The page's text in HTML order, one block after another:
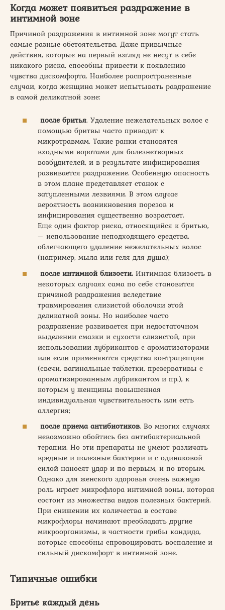
Когда может появиться раздражение в
интимной зоне
Причиной раздражения в интимной зоне могут стать
самые разные обстоятельства. Даже привычные
действия, которые на первый взгляд не несут в себе
никакого риска, способны привести к появлению
чувства дискомфорта. Наиболее распространенные
случаи, когда женщина может испытывать раздражение
в самой деликатной зоне:
после бритья. Удаление нежелательных волос с
помощью бритвы часто приводит к
микротравмам. Такие ранки становятся
входными воротами для болезнетворных
возбудителей, и в результате инфицирования
развивается раздражение. Особенную опасность
в этом плане представляет станок с
затупленными лезвиями. В этом случае
вероятность возникновения порезов и
инфицирования существенно возрастает.
Еще один фактор риска, относящийся к бритью,
– использование неподходящего средства,
облегчающего удаление нежелательных волос
(например, мыла или геля для душа);
после интимной близости. Интимная близость в
некоторых случаях сама по себе становится
причиной раздражения вследствие
травмирования слизистой оболочки этой
деликатной зоны. Но наиболее часто
раздражение развивается при недостаточном
выделении смазки и сухости слизистой, при
использовании лубрикантов с ароматизаторами
или если применяются средства контрацепции
(свечи, вагинальные таблетки, презервативы с
ароматизированным лубрикантом и пр.), к
которым у женщины повышенная
индивидуальная чувствительность или есть
аллергия;
после приема антибиотиков. Во многих случаях
невозможно обойтись без антибактериальной
терапии. Но эти препараты не умеют различать
вредные и полезные бактерии и с одинаковой
силой наносят удар и по первым, и по вторым.
Однако для женского здоровья очень важную
роль играет микрофлора интимной зоны, которая
состоит из множества видов полезных бактерий.
При снижении их количества в составе
микрофлоры начинают преобладать другие
микроорганизмы, в частности грибы кандида,
которые способны спровоцировать воспаление и
сильный дискомфорт в интимной зоне.
Типичные ошибки
Бритье каждый день